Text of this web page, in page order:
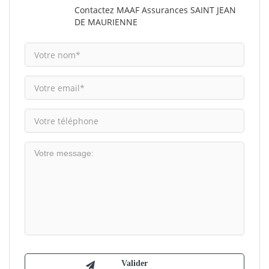
Contactez MAAF Assurances SAINT JEAN
DE MAURIENNE